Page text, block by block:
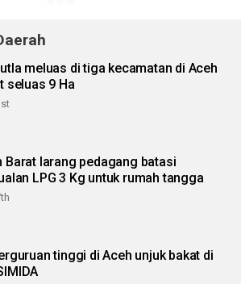
meluas di tiga kecamatan di Aceh
seluas 9 Ha
Barat larang pedagang batasi
LPG 3 Kg untuk rumah tangga
tinggi di Aceh unjuk bakat di